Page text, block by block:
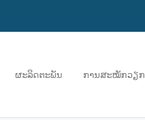
ຜະລິດຕະພັນ ການສະໝັກວຽກ